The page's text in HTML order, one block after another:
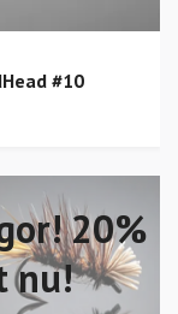
20%
nu!
#10